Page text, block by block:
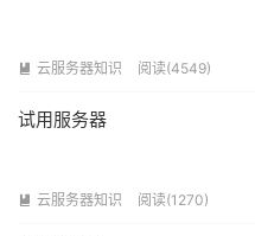
 云服务器知识 阅读(4549)
试用服务器
 云服务器知识 阅读(1270)